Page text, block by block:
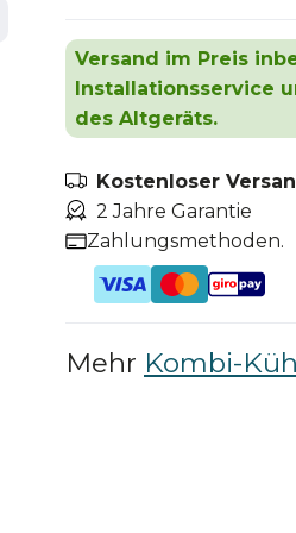
Versand im Preis
Installationsservice
des Altgeräts.
Kostenloser
2 Jahre Garantie
Zahlungsmethoden.
Mehr Kombi-